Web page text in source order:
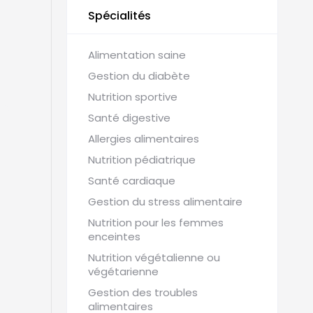
Spécialités
Alimentation saine
Gestion du diabète
Nutrition sportive
Santé digestive
Allergies alimentaires
Nutrition pédiatrique
Santé cardiaque
Gestion du stress alimentaire
Nutrition pour les femmes
enceintes
Nutrition végétalienne ou
végétarienne
Gestion des troubles
alimentaires